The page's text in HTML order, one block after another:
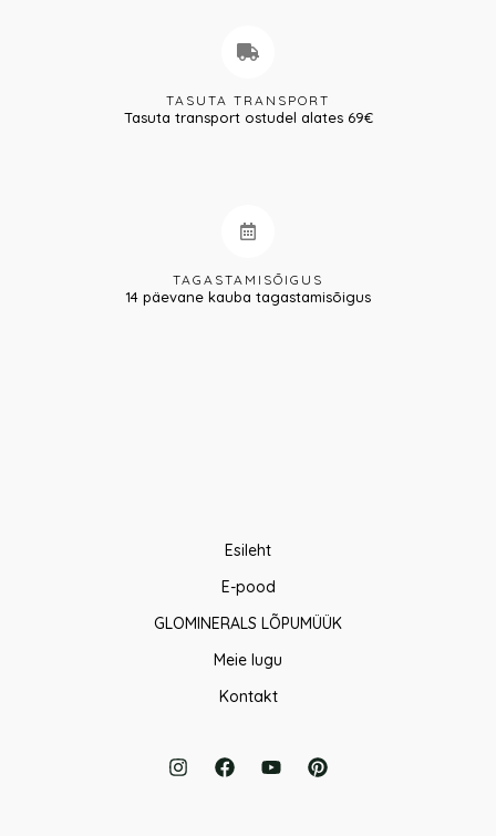
TASUTA TRANSPORT
Tasuta transport ostudel alates 69€
TAGASTAMISÕIGUS
14 päevane kauba tagastamisõigus
Esileht
E-pood
GLOMINERALS LÕPUMÜÜK
Meie lugu
Kontakt